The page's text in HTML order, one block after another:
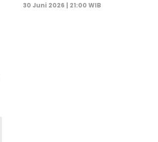
30 Juni 2026 | 21:00 WIB